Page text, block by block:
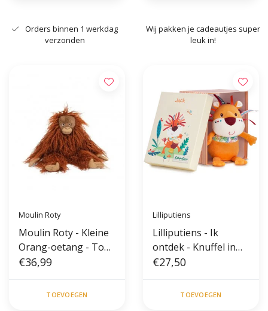
Orders binnen 1 werkdag
verzonden
Wij pakken je cadeautjes super
leuk in!
Moulin Roty
Moulin Roty - Kleine
Orang-oetang - Tout
autour du monde
€36,99
TOEVOEGEN
Lilliputiens
Lilliputiens - Ik
ontdek - Knuffel in
doos Jack
€27,50
TOEVOEGEN